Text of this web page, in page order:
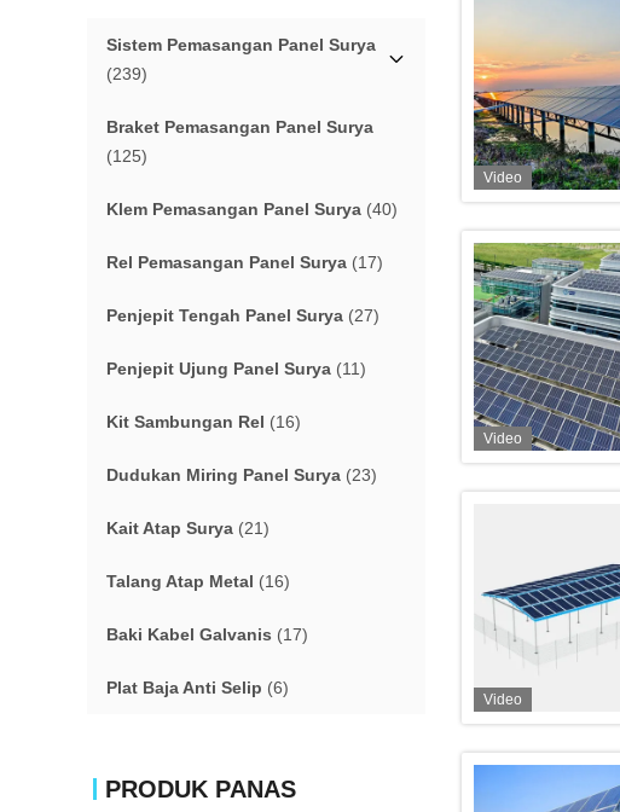
Sistem Pemasangan Panel Surya
(239)
Braket Pemasangan Panel Surya
(125)
Klem Pemasangan Panel Surya (40)
Rel Pemasangan Panel Surya (17)
Penjepit Tengah Panel Surya (27)
Penjepit Ujung Panel Surya (11)
Kit Sambungan Rel (16)
Dudukan Miring Panel Surya (23)
Kait Atap Surya (21)
Talang Atap Metal (16)
Baki Kabel Galvanis (17)
Plat Baja Anti Selip (6)
PRODUK PANAS
Video
Video
Video